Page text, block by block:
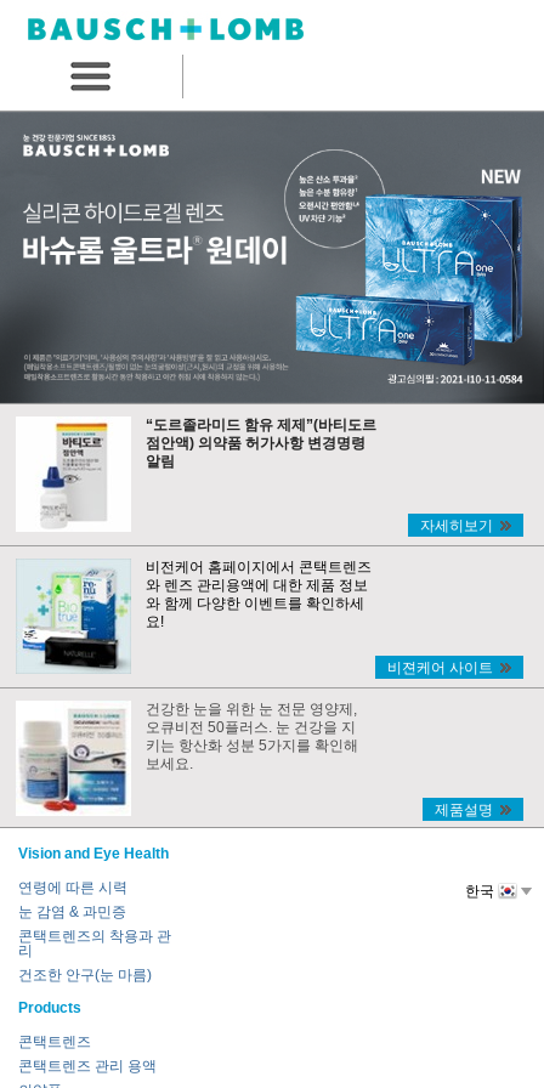
“도르졸라미드 함유 제제”(바티도르
점안액) 의약품 허가사항 변경명령
알림
자세히보기
비전케어 홈페이지에서 콘택트렌즈
와 렌즈 관리용액에 대한 제품 정보
와 함께 다양한 이벤트를 확인하세
요!
비젼케어 사이트
건강한 눈을 위한 눈 전문 영양제,
오큐비전 50플러스. 눈 건강을 지
키는 항산화 성분 5가지를 확인해
보세요.
제품설명
Vision and Eye Health
연령에 따른 시력
눈 감염 & 과민증
콘택트렌즈의 착용과 관
리
건조한 안구(눈 마름)
Products
콘택트렌즈
콘택트렌즈 관리 용액
한국